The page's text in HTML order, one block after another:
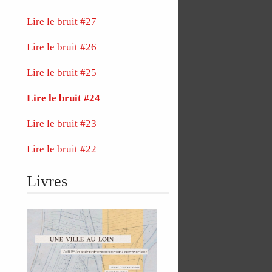
Lire le bruit #27
Lire le bruit #26
Lire le bruit #25
Lire le bruit #24
Lire le bruit #23
Lire le bruit #22
Livres